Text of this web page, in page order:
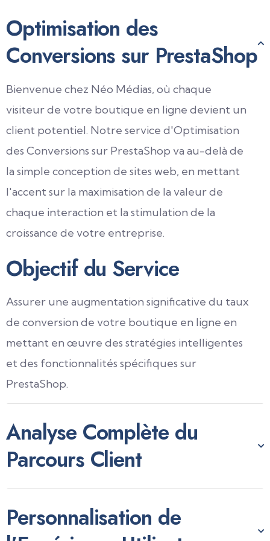
Optimisation des
Conversions sur PrestaShop
Bienvenue chez Néo Médias, où chaque
visiteur de votre boutique en ligne devient un
client potentiel. Notre service d'Optimisation
des Conversions sur PrestaShop va au-delà de
la simple conception de sites web, en mettant
l'accent sur la maximisation de la valeur de
chaque interaction et la stimulation de la
croissance de votre entreprise.
Objectif du Service
Assurer une augmentation significative du taux
de conversion de votre boutique en ligne en
mettant en œuvre des stratégies intelligentes
et des fonctionnalités spécifiques sur
PrestaShop.
Analyse Complète du
Parcours Client
Personnalisation de